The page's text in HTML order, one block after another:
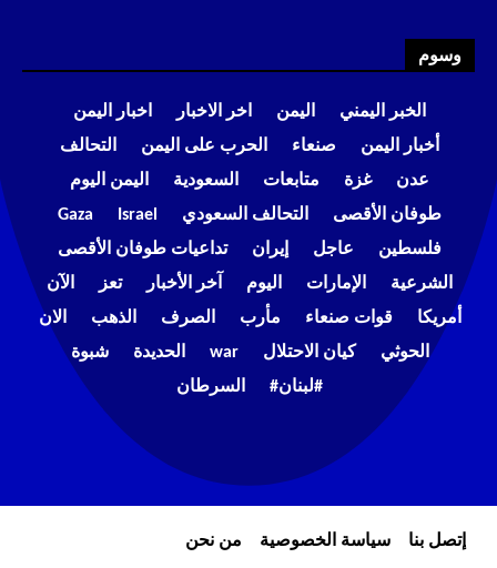
وسوم
الخبر اليمني اليمن اخر الاخبار
اخبار اليمن
أخبار اليمن
صنعاء الحرب على اليمن
التحالف
عدن
غزة متابعات السعودية
اليمن اليوم
طوفان الأقصى
التحالف السعودي Israel
Gaza
فلسطين
عاجل إيران
تداعيات طوفان الأقصى
الشرعية
الإمارات اليوم آخر الأخبار تعز
الآن
أمريكا
قوات صنعاء مأرب الصرف الذهب
الان
الحوثي
كيان الاحتلال war الحديدة
شبوة
#لبنان#
السرطان
إتصل بنا سياسة الخصوصية من نحن